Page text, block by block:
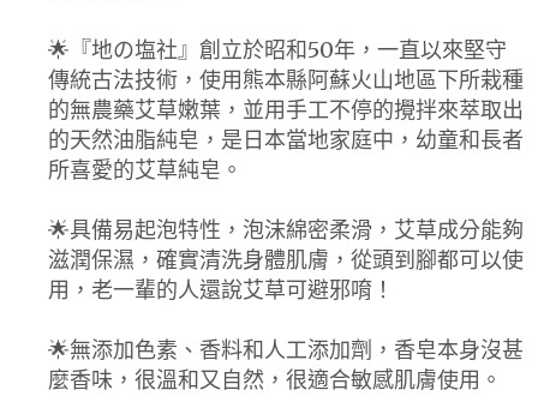
🌟『地の塩社』創立於昭和50年，一直以來堅守
傳統古法技術，使用熊本縣阿蘇火山地區下所栽種
的無農藥艾草嫩葉，並用手工不停的攪拌來萃取出
的天然油脂純皂，是日本當地家庭中，幼童和長者
所喜愛的艾草純皂。
🌟具備易起泡特性，泡沫綿密柔滑，艾草成分能夠
滋潤保濕，確實清洗身體肌膚，從頭到腳都可以使
用，老一輩的人還說艾草可避邪唷！
🌟無添加色素、香料和人工添加劑，香皂本身沒甚
麼香味，很溫和又自然，很適合敏感肌膚使用。